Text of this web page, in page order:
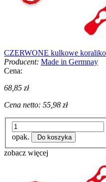
CZERWONE kulkowe
Producent: Made in Germnay
Cena:
68,85 zł
Cena netto: 55,98 zł
opak. Do koszyka
zobacz więcej